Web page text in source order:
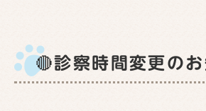
🔴診察時間変更の